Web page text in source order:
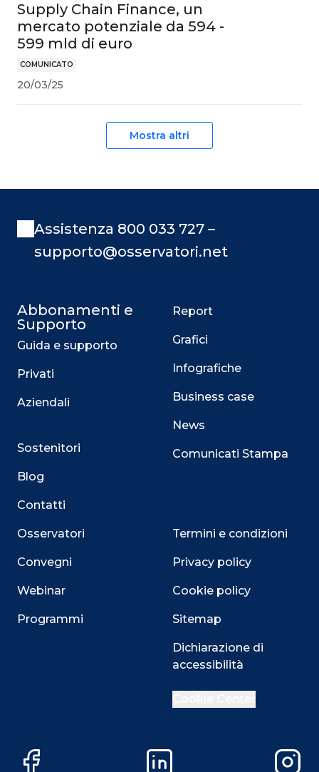
COMUNICATO
Supply Chain Finance, un
mercato potenziale da 594 -
599 mld di euro
20/03/25
Mostra altri
Assistenza 800 033 727 –
supporto@osservatori.net
Abbonamenti e
Supporto
Guida e supporto
Privati
Aziendali
Sostenitori
Blog
Contatti
Osservatori
Convegni
Webinar
Programmi
Report
Grafici
Infografiche
Business case
News
Comunicati Stampa
Termini e condizioni
Privacy policy
Cookie policy
Sitemap
Dichiarazione di
accessibilità
Facebook LinkedIn
Questo sito utilizza i cookie